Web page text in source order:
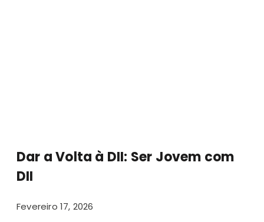
Dar a Volta à DII: Ser Jovem com
DII
Fevereiro 17, 2026